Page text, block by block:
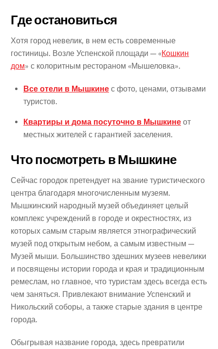
Где остановиться
Хотя город невелик, в нем есть современные
гостиницы. Возле Успенской площади — «Кошкин
дом» с колоритным рестораном «Мышеловка».
Все отели в Мышкине с фото, ценами, отзывами
туристов.
Квартиры и дома посуточно в Мышкине от
местных жителей с гарантией заселения.
Что посмотреть в Мышкине
Сейчас городок претендует на звание туристического
центра благодаря многочисленным музеям.
Мышкинский народный музей объединяет целый
комплекс учреждений в городе и окрестностях, из
которых самым старым является этнографический
музей под открытым небом, а самым известным —
Музей мыши. Большинство здешних музеев невелики
и посвящены истории города и края и традиционным
ремеслам, но главное, что туристам здесь всегда есть
чем заняться. Привлекают внимание Успенский и
Никольский соборы, а также старые здания в центре
города.
Обыгрывая название города, здесь превратили